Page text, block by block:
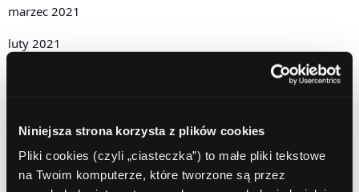
Niniejsza strona korzysta z plików cookies
Pliki cookies (czyli „ciasteczka”) to małe pliki tekstowe
na Twoim komputerze, które tworzone są przez
marzec 2021
luty 2021
listopad 2020
październik 2020